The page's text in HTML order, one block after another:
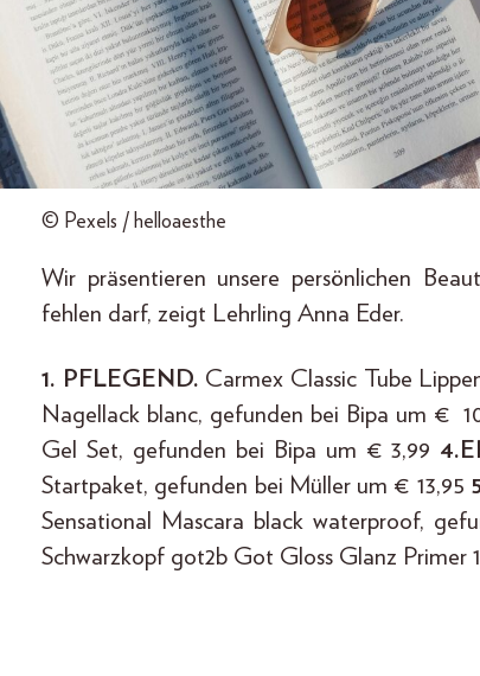
© Pexels / helloaesthe
Wir präsentieren unsere persönlichen
fehlen darf, zeigt Lehrling Anna Eder.
1. PFLEGEND. Carmex Classic Tube
Nagellack blanc, gefunden bei Bipa um €
Gel Set, gefunden bei Bipa um € 3,99
Startpaket, gefunden bei Müller um € 13,95
Sensational Mascara black waterproof,
Schwarzkopf got2b Got Gloss Glanz Primer